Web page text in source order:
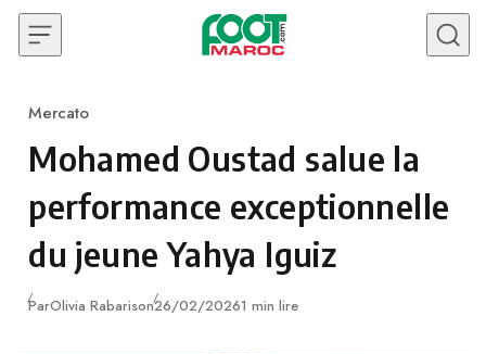
Skip to content
Category
Mercato
Mohamed Oustad salue la
performance exceptionnelle
du jeune Yahya Iguiz
ParOlivia RabarisonPublié
26/02/20261 min lire